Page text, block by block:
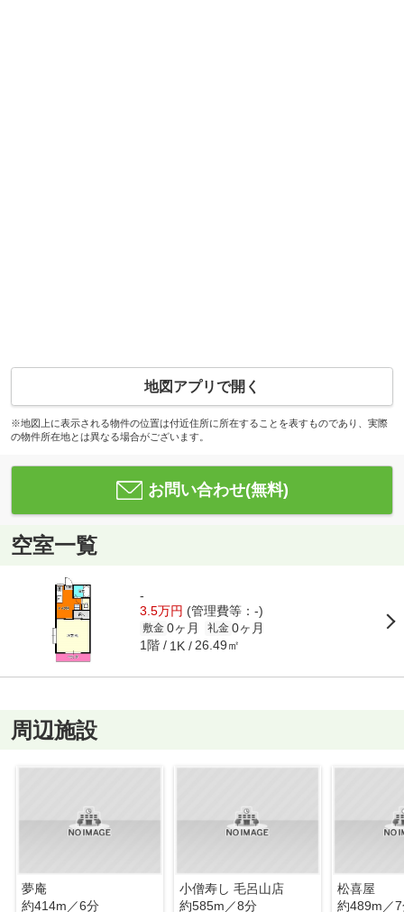
地図アプリで開く
※地図上に表示される物件の位置は付近住所に所在することを表すものであり、実際
の物件所在地とは異なる場合がございます。
お問い合わせ(無料)
空室一覧
-
3.5万円 (管理費等：-)
敷金 0ヶ月 礼金 0ヶ月
1階 1K 26.49㎡
周辺施設
夢庵
約414m／6分
小僧寿し 毛呂山店
約585m／8分
松喜屋
約489m／